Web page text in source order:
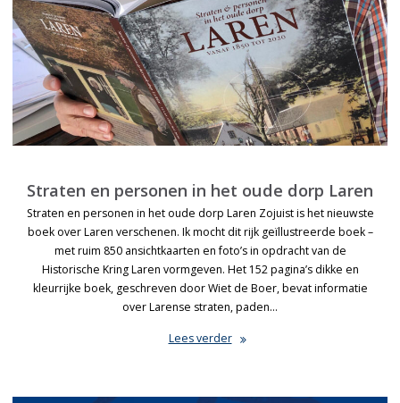
Straten en personen in het oude dorp Laren
Straten en personen in het oude dorp Laren Zojuist is het nieuwste
boek over Laren verschenen. Ik mocht dit rijk geïllustreerde boek –
met ruim 850 ansichtkaarten en foto’s in opdracht van de
Historische Kring Laren vormgeven. Het 152 pagina’s dikke en
kleurrijke boek, geschreven door Wiet de Boer, bevat informatie
over Larense straten, paden…
Lees verder